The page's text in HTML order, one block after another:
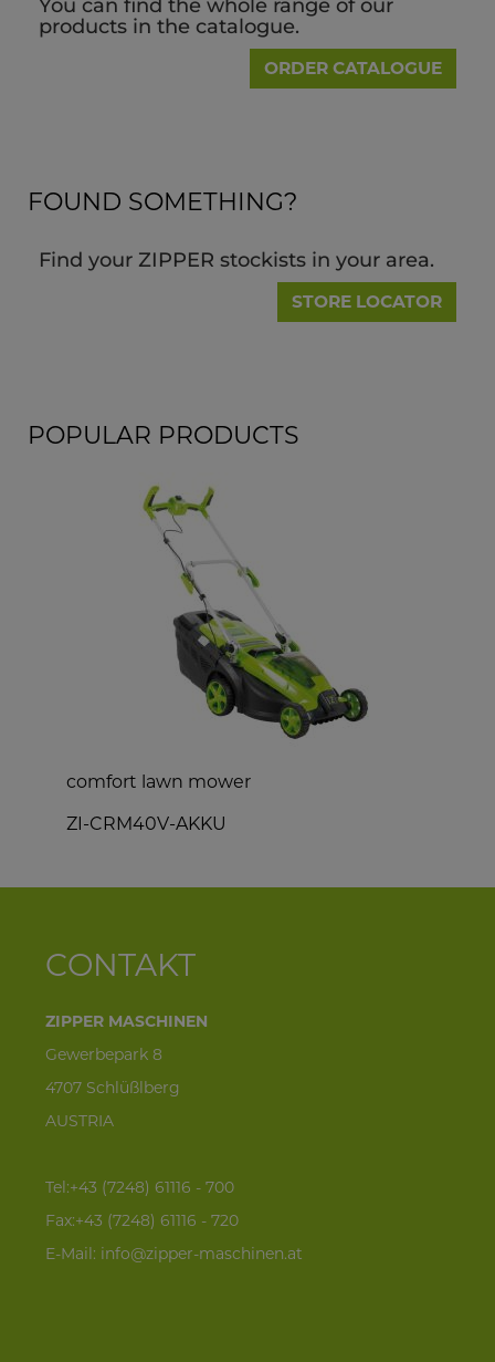
You can find the whole range of our
products in the catalogue.
ORDER CATALOGUE
FOUND SOMETHING?
Find your ZIPPER stockists in your area.
STORE LOCATOR
POPULAR PRODUCTS
comfort lawn mower
ZI-CRM40V-AKKU
CONTAKT
ZIPPER MASCHINEN
Gewerbepark 8
4707 Schlüßlberg
AUSTRIA
Tel:+43 (7248) 61116 - 700
Fax:+43 (7248) 61116 - 720
E-Mail: info@zipper-maschinen.at